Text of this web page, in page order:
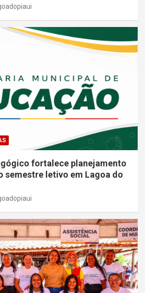
fortalece planejamento
semestre letivo em Lagoa do